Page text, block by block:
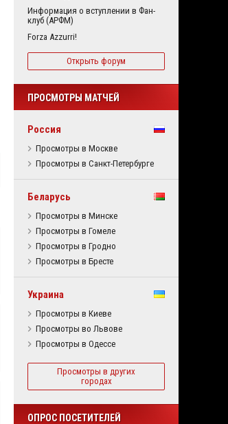
Информация о вступлении в Фан-
клуб (АРФМ)
Forza Azzurri!
Открыть форум
ПРОСМОТРЫ МАТЧЕЙ
Россия
Просмотры в Москве
Просмотры в Санкт-Петербурге
Беларусь
Просмотры в Минске
Просмотры в Гомеле
Просмотры в Гродно
Просмотры в Бресте
Украина
Просмотры в Киеве
Просмотры во Львове
Просмотры в Одессе
Просмотры в других
городах
ОПРОС ПОСЕТИТЕЛЕЙ